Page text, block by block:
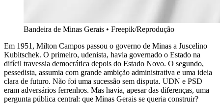
Bandeira de Minas Gerais • Freepik/Reprodução
Em 1951, Milton Campos passou o governo de Minas a Juscelino
Kubitschek. O primeiro, udenista, havia governado o Estado na
difícil travessia democrática depois do Estado Novo. O segundo,
pessedista, assumia com grande ambição administrativa e uma ideia
clara de futuro. Não foi uma sucessão sem disputa. UDN e PSD
eram adversários ferrenhos. Mas havia, apesar das diferenças, uma
pergunta pública central: que Minas Gerais se queria construir?